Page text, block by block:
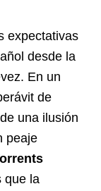
expectativas
desde la
En un
de
una ilusión
peaje
que la